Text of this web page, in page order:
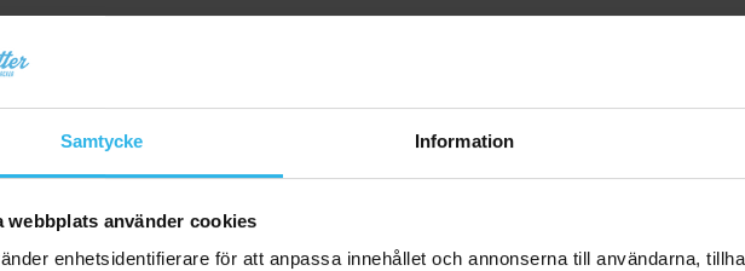
Samtycke Information
webbplats använder cookies
enhetsidentifierare för att anpassa innehållet och annonserna till användarna,